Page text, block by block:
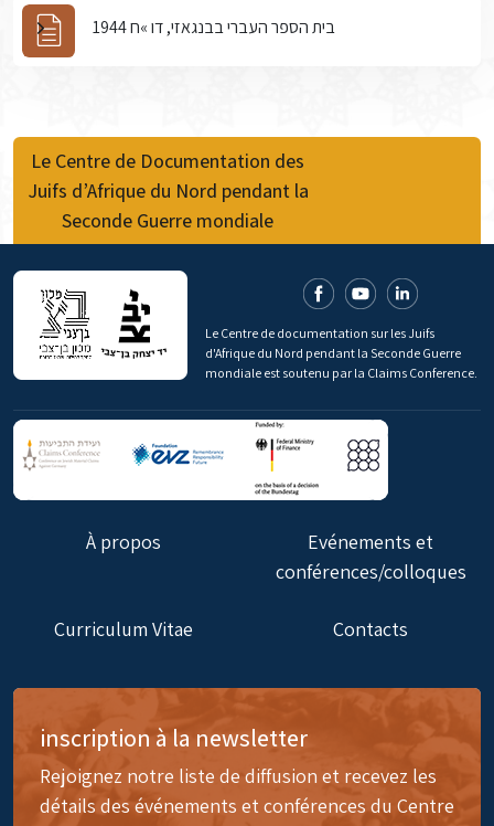
בית הספר העברי בבנגאזי, דו »ח 1944
Le Centre de Documentation des
Juifs d’Afrique du Nord pendant la
Seconde Guerre mondiale
Le Centre de documentation sur les Juifs
d'Afrique du Nord pendant la Seconde Guerre
mondiale est soutenu par la Claims Conference.
À propos
Evénements et
conférences/colloques
Curriculum Vitae Contacts
inscription à la newsletter
Rejoignez notre liste de diffusion et recevez les
détails des événements et conférences du Centre